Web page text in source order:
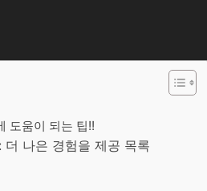
도움이 되는 팁!!
더 나은 경험을 제공 목록